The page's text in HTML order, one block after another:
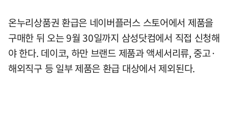
온누리상품권 환급은 네이버플러스 스토어에서 제품을
구매한 뒤 오는 9월 30일까지 삼성닷컴에서 직접 신청해
야 한다. 데이코, 하만 브랜드 제품과 액세서리류, 중고·
해외직구 등 일부 제품은 환급 대상에서 제외된다.